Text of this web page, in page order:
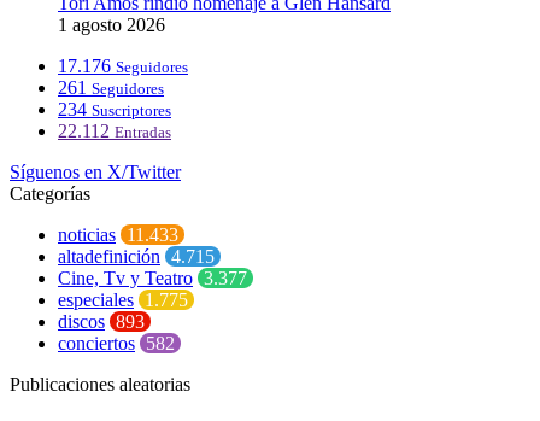
1 agosto 2026
17.176 Seguidores
261 Seguidores
234 Suscriptores
22.112 Entradas
Síguenos en X/Twitter
Categorías
noticias 11.433
altadefinición 4.715
Cine, Tv y Teatro 3.377
especiales 1.775
discos 893
conciertos 582
Publicaciones aleatorias